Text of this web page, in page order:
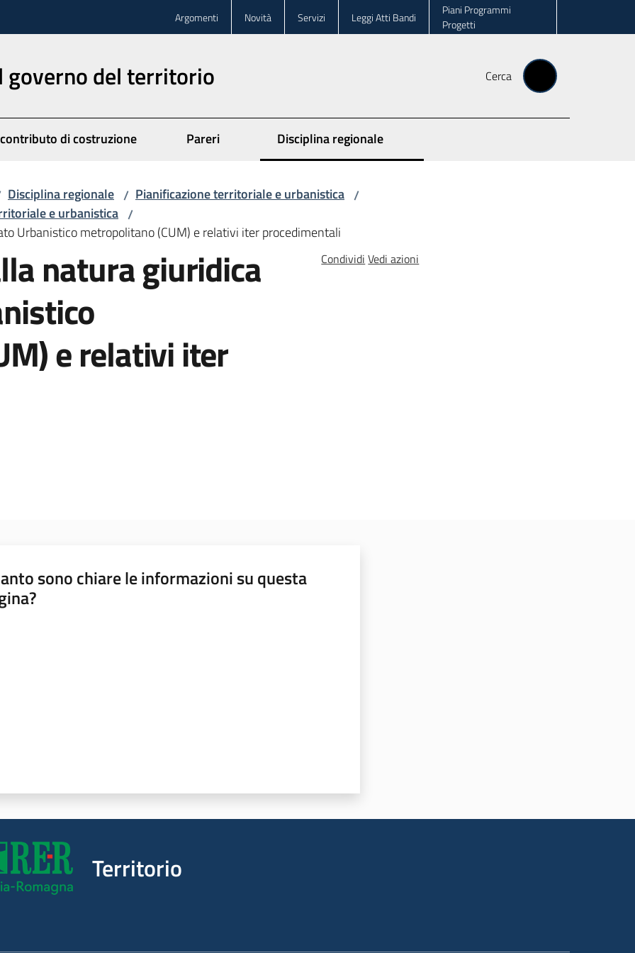
Argomenti Novità Servizi Leggi Atti Bandi
Piani Programmi
Progetti
governo del territorio Cerca
di costruzione Pareri Disciplina regionale
Disciplina regionale / Pianificazione territoriale e urbanistica /
e urbanistica /
Urbanistico metropolitano (CUM) e relativi iter procedimentali
natura giuridica
e relativi iter
Condividi Vedi azioni
sono chiare le informazioni su questa
Territorio